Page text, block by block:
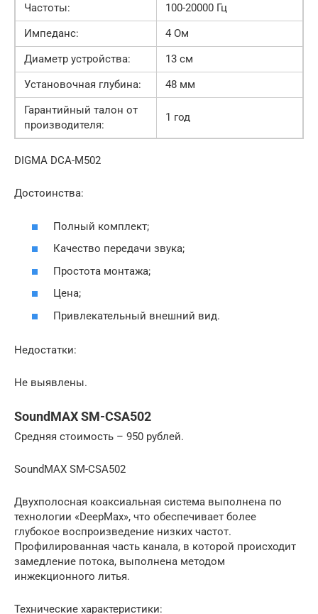
Частоты:
100-20000 Гц
Импеданс:
4 Ом
Диаметр устройства:
13 см
Установочная глубина:
48 мм
Гарантийный талон от
производителя:
1 год
DIGMA DCA-M502
Достоинства:
Полный комплект;
Качество передачи звука;
Простота монтажа;
Цена;
Привлекательный внешний вид.
Недостатки:
Не выявлены.
SoundMAX SM-CSA502
Средняя стоимость – 950 рублей.
SoundMAX SM-CSA502
Двухполосная коаксиальная система выполнена по
технологии «DeepMax», что обеспечивает более
глубокое воспроизведение низких частот.
Профилированная часть канала, в которой происходит
замедление потока, выполнена методом
инжекционного литья.
Технические характеристики: